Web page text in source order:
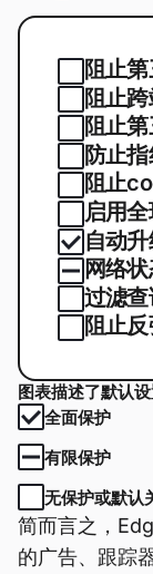
阻止
阻止
阻止
防止
阻止
启用全
自动
网络
过滤
阻止
图表描述了默认设
全面保护
有限保护
无保护或默认
简而言之，
的广告、跟踪